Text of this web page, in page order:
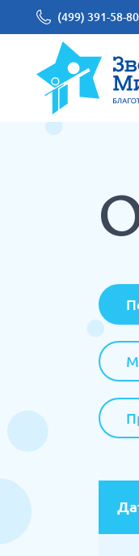
(499) 391-58-80